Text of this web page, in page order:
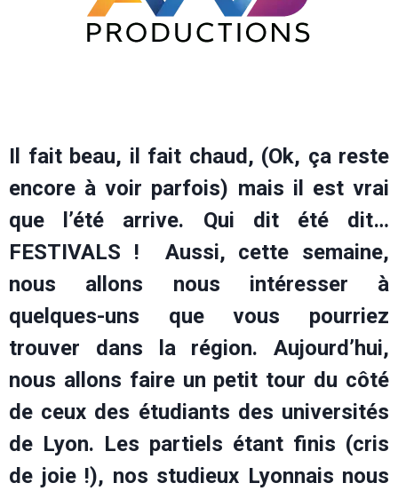
Il fait beau, il fait chaud, (Ok, ça reste
encore à voir parfois) mais il est vrai
que l’été arrive. Qui dit été dit…
FESTIVALS ! Aussi, cette semaine,
nous allons nous intéresser à
quelques-uns que vous pourriez
trouver dans la région. Aujourd’hui,
nous allons faire un petit tour du côté
de ceux des étudiants des universités
de Lyon. Les partiels étant finis (cris
de joie !), nos studieux Lyonnais nous